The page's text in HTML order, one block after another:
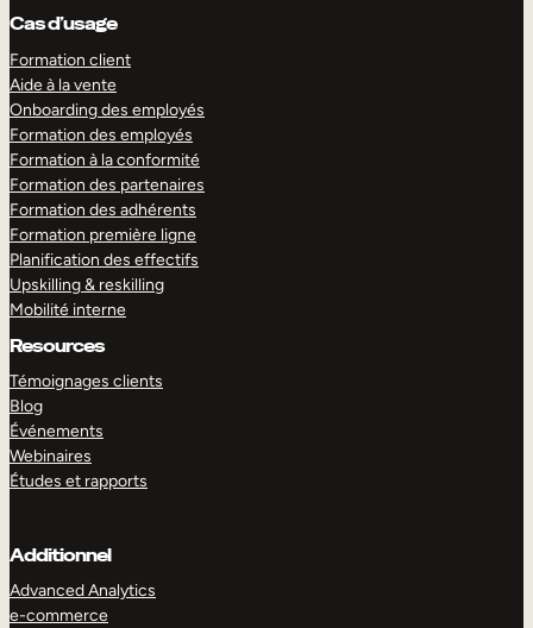
Cas d’usage
Formation client
Aide à la vente
Onboarding des employés
Formation des employés
Formation à la conformité
Formation des partenaires
Formation des adhérents
Formation première ligne
Planification des effectifs
Upskilling & reskilling
Mobilité interne
Resources
Témoignages clients
Blog
Événements
Webinaires
Études et rapports
Additionnel
Advanced Analytics
e-commerce